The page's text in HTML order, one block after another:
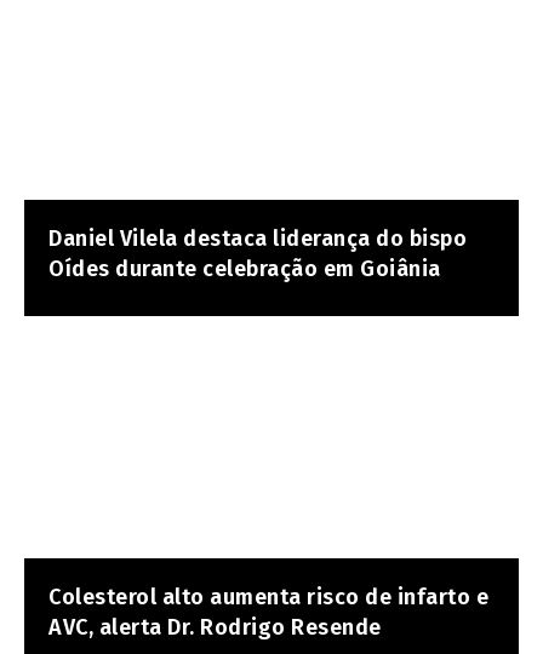
Daniel Vilela destaca liderança do bispo
Oídes durante celebração em Goiânia
Colesterol alto aumenta risco de infarto e
AVC, alerta Dr. Rodrigo Resende